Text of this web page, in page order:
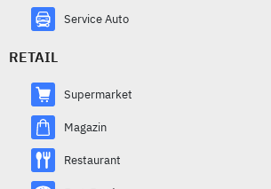
Service Auto
RETAIL
Supermarket
Magazin
Restaurant